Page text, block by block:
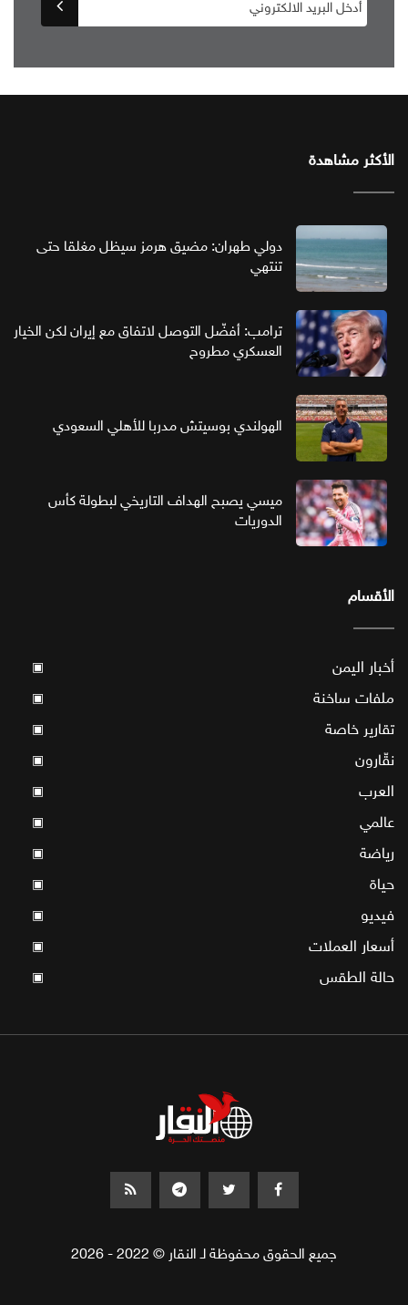
الأكثر مشاهدة
دولي طهران: مضيق هرمز سيظل مغلقا حتى
تنتهي
ترامب: أفضّل التوصل لاتفاق مع إيران لكن الخيار
العسكري مطروح
الهولندي بوسيتش مدربا للأهلي السعودي
ميسي يصبح الهداف التاريخي لبطولة كأس
الدوريات
الأقسام
أخبار اليمن ▣
ملفات ساخنة ▣
تقارير خاصة ▣
نقّارون ▣
العرب ▣
عالمي ▣
رياضة ▣
حياة ▣
فيديو ▣
أسعار العملات ▣
حالة الطقس ▣
جميع الحقوق محفوظة لـ النقار © 2022 - 2026